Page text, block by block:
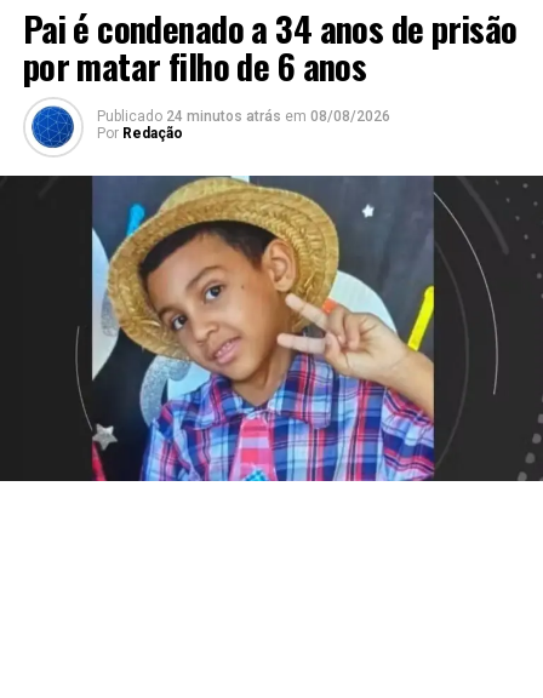
Pai é condenado a 34 anos de prisão
por matar filho de 6 anos
Publicado 24 minutos atrás em 08/08/2026
Por Redação